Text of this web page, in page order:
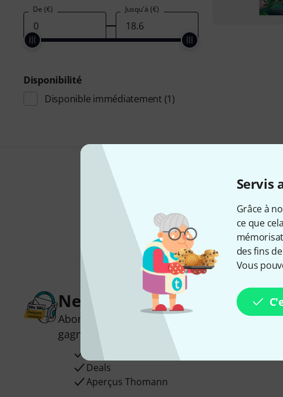
Servis
Grâce à
ce que
des fins
Vous
De (€) Jusqu'à (€)
Disponibilité
Disponible immédiatement (1)
Newsletters Thomann
Abonnez-vous à la newsletter Thomann et,
gagnez l'un des 50 bons d'achat d'une valeur
Deals
Aperçus Thomann